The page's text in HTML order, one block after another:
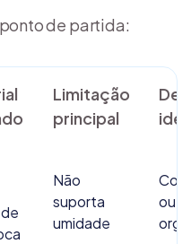
de partida:
Limitação
principal
Não
suporta
umidade
ou